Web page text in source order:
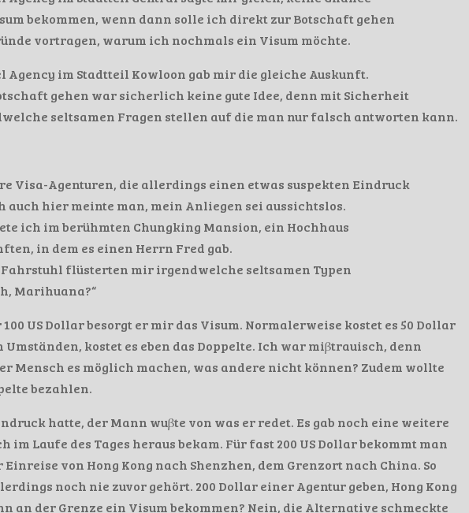
bekommen, wenn dann solle ich direkt zur Botschaft gehen
vortragen, warum ich nochmals ein Visum möchte.
Agency im Stadtteil Kowloon gab mir die gleiche Auskunft.
gehen war sicherlich keine gute Idee, denn mit Sicherheit
seltsamen Fragen stellen auf die man nur falsch antworten kann.
Visa-Agenturen, die allerdings einen etwas suspekten Eindruck
auch hier meinte man, mein Anliegen sei aussichtslos.
ich im berühmten Chungking Mansion, ein Hochhaus
in dem es einen Herrn Fred gab.
Fahrstuhl flüsterten mir irgendwelche seltsamen Typen
Marihuana?“
US Dollar besorgt er mir das Visum. Normalerweise kostet es 50 Dollar
Umständen, kostet es eben das Doppelte. Ich war miβtrauisch, denn
Mensch es möglich machen, was andere nicht können? Zudem wollte
bezahlen.
hatte, der Mann wuβte von was er redet. Es gab noch eine weitere
Laufe des Tages heraus bekam. Für fast 200 US Dollar bekommt man
Einreise von Hong Kong nach Shenzhen, dem Grenzort nach China. So
noch nie zuvor gehört. 200 Dollar einer Agentur geben, Hong Kong
an der Grenze ein Visum bekommen? Nein, die Alternative schmeckte